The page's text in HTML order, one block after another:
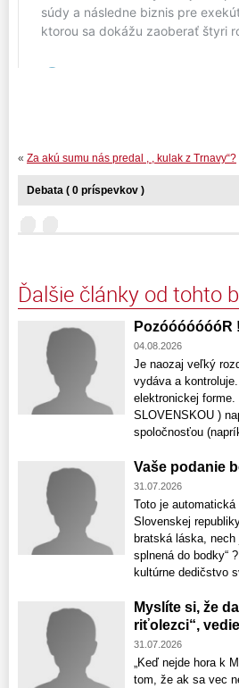
« Za akú sumu nás predal , , kulak z Trnavy“?
Debata ( 0 príspevkov )
Ďalšie články od tohto
PozóóóóóóóR !
04.08.2026
Je naozaj veľký
vydáva a
elektronickej
SLOVENSKOU )
spoločnosťou
Vaše podanie
31.07.2026
Toto je
Slovenskej
bratská láska,
splnená do bodky“
kultúrne dedičstvo
Myslíte si, že
riťolezci“,
31.07.2026
„Keď nejde hora k
tom, že ak sa vec